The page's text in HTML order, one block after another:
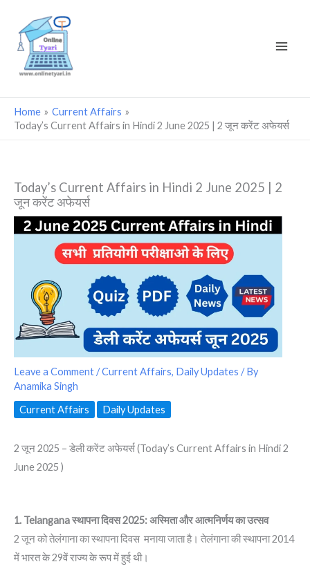
content
Home
Current Affairs
Today’s Current Affairs in Hindi 2 June 2025 | 2 जून करेंट अफेयर्स
Today’s Current Affairs in Hindi 2 June 2025 | 2
जून करेंट अफेयर्स
Leave a Comment/Current Affairs, Daily Updates / By
Anamika Singh
Current Affairs
Daily Updates
2 जून 2025 – डेली करेंट अफेयर्स (Today’s Current Affairs in Hindi 2
June 2025 )
1. Telangana स्थापना दिवस 2025: अस्मिता और आत्मनिर्णय का उत्सव
2 जून को तेलंगाना का स्थापना दिवस मनाया जाता है। तेलंगाना की स्थापना 2014
में भारत के 29वें राज्य के रूप में हुई थी।